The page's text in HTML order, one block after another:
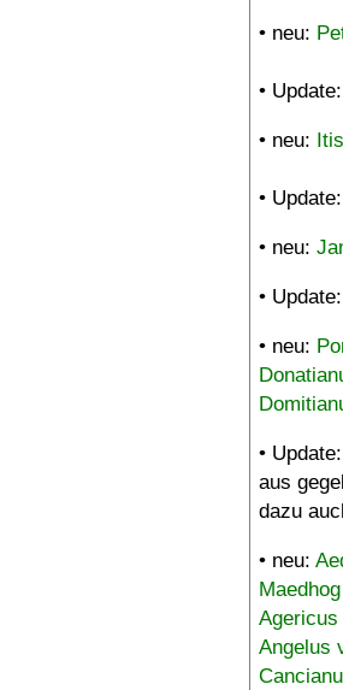
• neu:
• Update:
• neu:
• Update:
• neu:
• Update:
• neu:
• Update:
aus
dazu
• neu:
Agericus
Angelus